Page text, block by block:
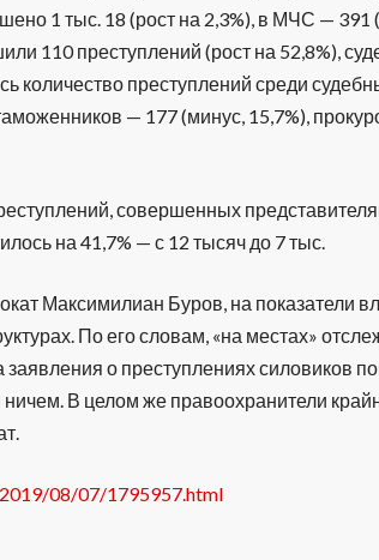
1 тыс. 18 (рост на 2,3%), в МЧС — 391
110 преступлений (рост на 52,8%),
количество преступлений среди
— 177 (минус, 15,7%),
совершенных
на 41,7% — с 12 тысяч до 7 тыс.
Максимилиан Буров, на показатели
По его словам, «на местах»
о преступлениях силовиков
ничем. В целом же правоохранители
08/07/1795957.html